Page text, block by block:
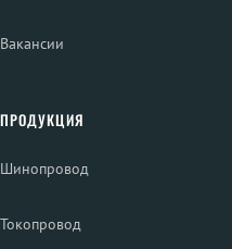
Вакансии
ПРОДУКЦИЯ
Шинопровод
Токопровод